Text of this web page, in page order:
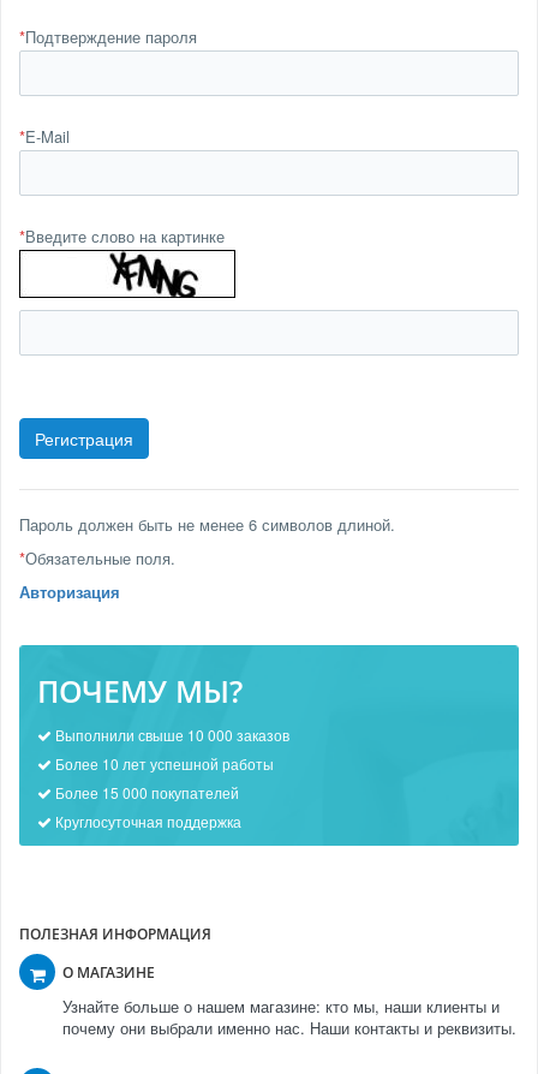
*Подтверждение пароля
*E-Mail
*Введите слово на картинке
Пароль должен быть не менее 6 символов длиной.
*Обязательные поля.
Авторизация
ПОЧЕМУ МЫ?
Выполнили свыше 10 000 заказов
Более 10 лет успешной работы
Более 15 000 покупателей
Круглосуточная поддержка
ПОЛЕЗНАЯ ИНФОРМАЦИЯ
О МАГАЗИНЕ
Узнайте больше о нашем магазине: кто мы, наши клиенты и
почему они выбрали именно нас. Наши контакты и реквизиты.